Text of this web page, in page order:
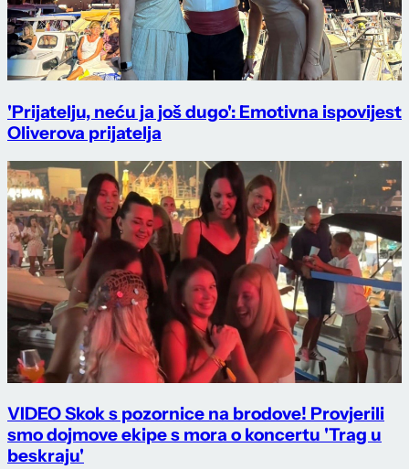
'Prijatelju, neću ja još dugo': Emotivna ispovijest
Oliverova prijatelja
VIDEO Skok s pozornice na brodove! Provjerili
smo dojmove ekipe s mora o koncertu 'Trag u
beskraju'